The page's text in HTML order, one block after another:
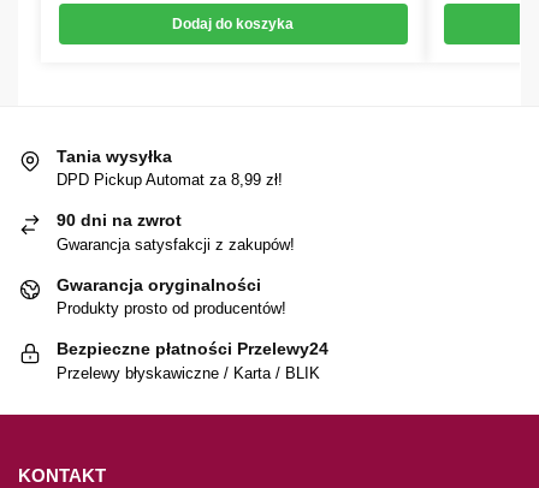
Dodaj do koszyka
Tania wysyłka
DPD Pickup Automat za 8,99 zł!
90 dni na zwrot
Gwarancja satysfakcji z zakupów!
Gwarancja oryginalności
Produkty prosto od producentów!
Bezpieczne płatności Przelewy24
Przelewy błyskawiczne / Karta / BLIK
KONTAKT